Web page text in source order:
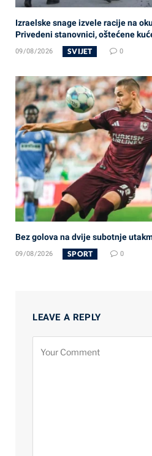
Izraelske snage izvele racije na
Privedeni stanovnici, oštećene
09/08/2026 SVIJET 0
Bez golova na dvije subotnje
09/08/2026 SPORT 0
LEAVE A REPLY